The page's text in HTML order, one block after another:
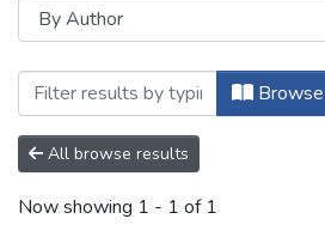
Browsing Maestría en
Browse
All browse results
Now showing 1 - 1 of 1